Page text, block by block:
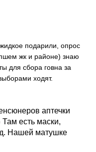
подарили, опрос
жк и районе) знаю
для сбора говна за
ходят.
аптечки
Там есть маски,
Нашей матушке